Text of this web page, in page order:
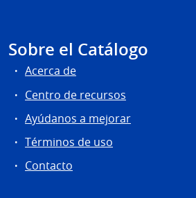
Sobre el Catálogo
Acerca de
Centro de recursos
Ayúdanos a mejorar
Términos de uso
Contacto